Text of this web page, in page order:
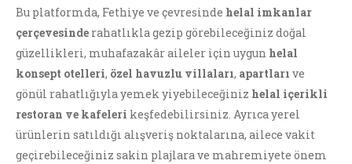
Bu platformda, Fethiye ve çevresinde helal imkanlar
çerçevesinde rahatlıkla gezip görebileceğiniz doğal
güzellikleri, muhafazakâr aileler için uygun helal
konsept otelleri, özel havuzlu villaları, apartları ve
gönül rahatlığıyla yemek yiyebileceğiniz helal içerikli
restoran ve kafeleri keşfedebilirsiniz. Ayrıca yerel
ürünlerin satıldığı alışveriş noktalarına, ailece vakit
geçirebileceğiniz sakin plajlara ve mahremiyete önem